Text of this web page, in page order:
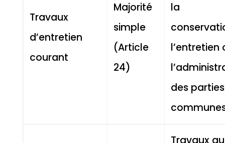
Travaux
d’entretien
courant
Majorité
simple
(Article
24)
la
l’entretien
des parties